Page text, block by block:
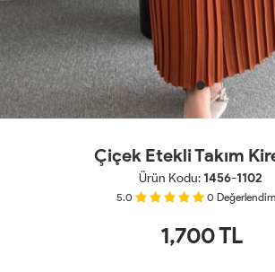
Çiçek Etekli Takım
Ürün Kodu:1456-1102
5.0 0
1,700TL